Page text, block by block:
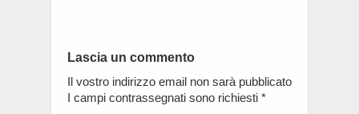
Lascia un commento
Il vostro indirizzo email non sarà pubblicato
I campi contrassegnati sono richiesti *